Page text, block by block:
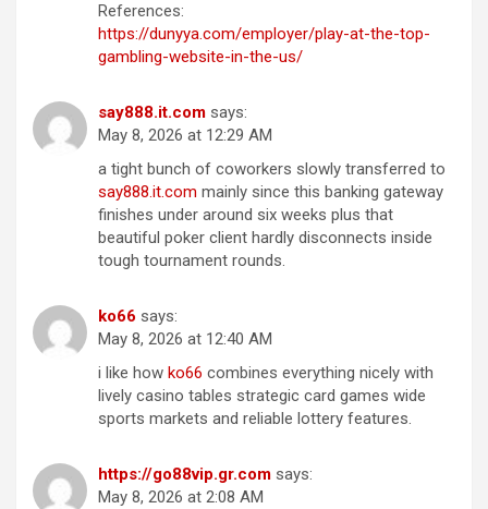
References:
https://dunyya.com/employer/play-at-the-top-
gambling-website-in-the-us/
sa​y​8​88.it​.c​o​m says:
May 8, 2026 at 12:29 AM
a tight bunch of coworkers slowly transferred to
s​ay​8​8​8.it​.​com mainly since this banking gateway
finishes under around six weeks plus that
beautiful poker client hardly disconnects inside
tough tournament rounds.
ko​6​6 says:
May 8, 2026 at 12:40 AM
i like how ko6​6 combines everything nicely with
lively casino tables strategic card games wide
sports markets and reliable lottery features.
h​t​t​p​s​://​go8​8​v​i​p​.​gr​.​co​m says:
May 8, 2026 at 2:08 AM